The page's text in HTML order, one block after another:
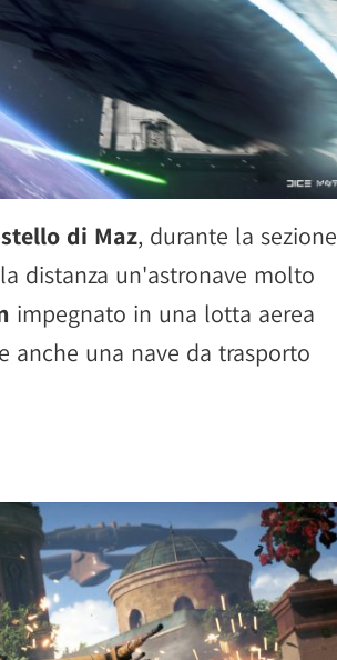
di Maz, durante la sezione
distanza un'astronave molto
impegnato in una lotta aerea
anche una nave da trasporto